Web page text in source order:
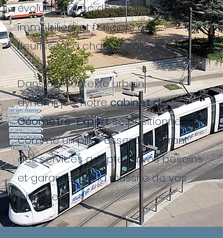
évolution, avec des projets
immobiliers et fonciers qui
fleurissent à chaque coin de rue.
Dans ce contexte urbain
dynamique, notrecabinet de
Géomètre-Expertse positionne
comme un pilier essentiel, offrant
des services adaptés à vos besoins
et garantissant la réussite de vos
initiatives.